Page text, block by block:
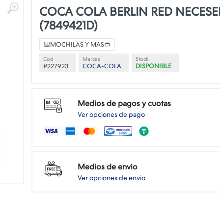
COCA COLA BERLIN RED
(7849421D)
🎒MOCHILAS Y MAS👝
Cod
#227923
Marcas
COCA-COLA
Stock
DISPONIBLE
Medios de pagos y cuotas
Ver opciones de pago
Medios de envio
Ver opciones de envio